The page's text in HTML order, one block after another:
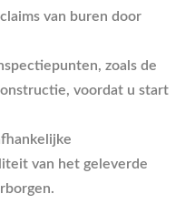
van buren door
zoals de
voordat u start
van het geleverde